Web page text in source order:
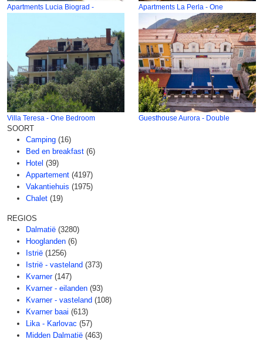
Apartments Lucia Biograd - Apartments La Perla - One
Villa Teresa - One Bedroom Guesthouse Aurora - Double
SOORT
Camping (16)
Bed en breakfast (6)
Hotel (39)
Appartement (4197)
Vakantiehuis (1975)
Chalet (19)
REGIOS
Dalmatië (3280)
Hooglanden (6)
Istrië (1256)
Istrië - vasteland (373)
Kvarner (147)
Kvarner - eilanden (93)
Kvarner - vasteland (108)
Kvarner baai (613)
Lika - Karlovac (57)
Midden Dalmatië (463)